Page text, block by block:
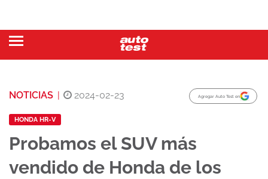
NOTICIAS | 2024-02-23 Agregar Auto Test en
HONDA HR-V
Probamos el SUV más
vendido de Honda de los